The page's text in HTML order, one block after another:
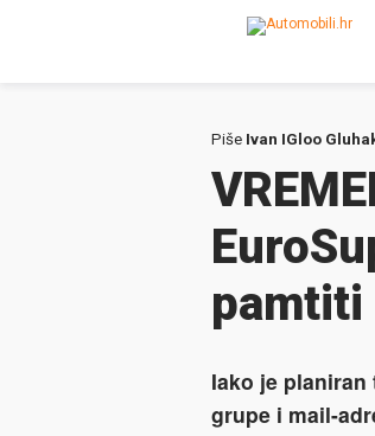
Piše Ivan IGloo
pamtiti
Iako je
grupe i mail-